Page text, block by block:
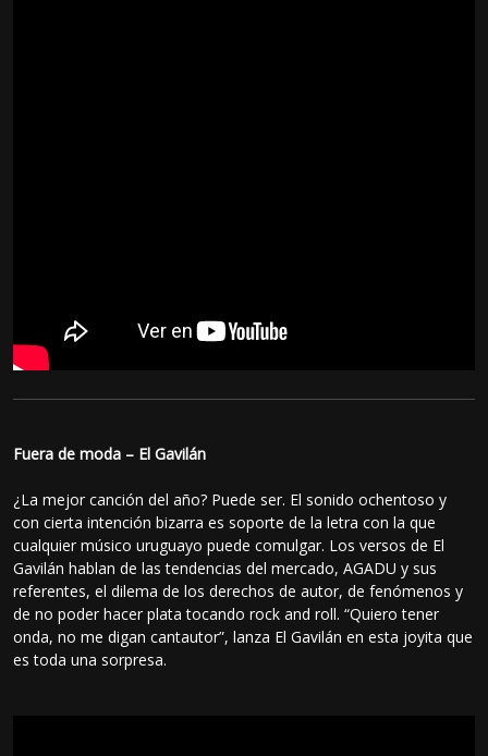
Fuera de moda – El Gavilán
¿La mejor canción del año? Puede ser. El sonido ochentoso y
con cierta intención bizarra es soporte de la letra con la que
cualquier músico uruguayo puede comulgar. Los versos de El
Gavilán hablan de las tendencias del mercado, AGADU y sus
referentes, el dilema de los derechos de autor, de fenómenos y
de no poder hacer plata tocando rock and roll. “Quiero tener
onda, no me digan cantautor”, lanza El Gavilán en esta joyita que
es toda una sorpresa.